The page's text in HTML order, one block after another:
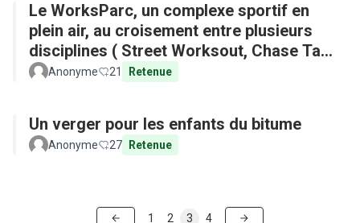
Le WorksParc, un complexe sportif en
plein air, au croisement entre plusieurs
disciplines ( Street Worksout, Chase Tag,
Parkour)
Anonyme 21 Retenue
Un verger pour les enfants du bitume
Anonyme 27 Retenue
1 2 3 4